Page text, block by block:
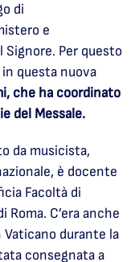
di
e
Per questo
questa nuova
che ha coordinato
del Messale.
da musicista,
è docente
Facoltà di
Roma. C’era anche
Vaticano durante la
consegnata a